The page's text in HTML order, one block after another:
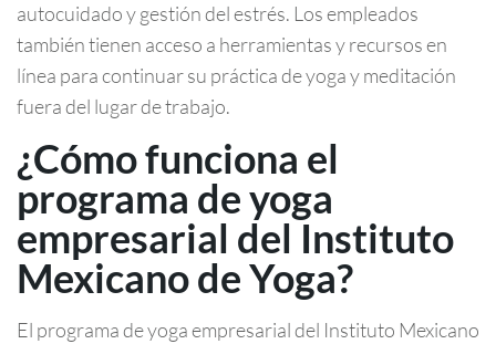
autocuidado y gestión del estrés. Los empleados
también tienen acceso a herramientas y recursos en
línea para continuar su práctica de yoga y meditación
fuera del lugar de trabajo.
¿Cómo funciona el
programa de yoga
empresarial del Instituto
Mexicano de Yoga?
El programa de yoga empresarial del Instituto Mexicano